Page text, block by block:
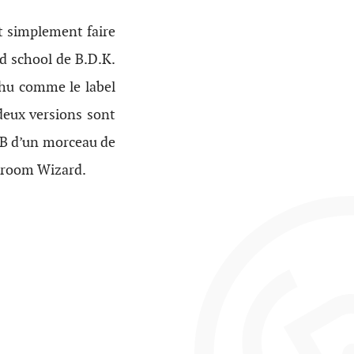
simplement faire
school de B.D.K.
comme le label
versions sont
d’un morceau de
Wizard.